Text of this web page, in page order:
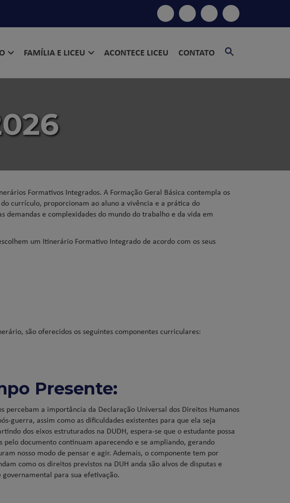
FAMÍLIA E LICEU ACONTECE LICEU CONTATO
Formativos Integrados. A Formação Geral Básica contempla os
currículo, proporcionam ao aluno a vivência e a prática do
e complexidades do mundo do trabalho e da vida em
um Itinerário Formativo Integrado de acordo com os seus
são oferecidos os seguintes componentes curriculares:
Presente:
percebam a importância da Declaração Universal dos Direitos Humanos
guerra, assim como as dificuldades existentes para que ela seja
dos eixos estruturados na DUDH, espera-se que o estudante possa
pelo documento continuam aparecendo e se ampliando, gerando
nosso modo de pensar e agir. Ademais, o componente tem por
como os direitos previstos na DUH anda são alvos de disputas e
para sua efetivação.